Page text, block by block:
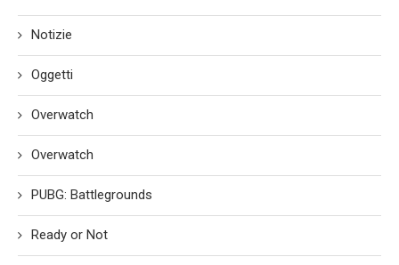
Notizie
Oggetti
Overwatch
Overwatch
PUBG: Battlegrounds
Ready or Not